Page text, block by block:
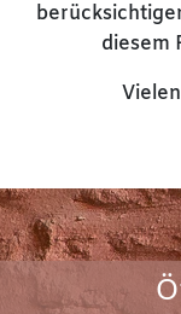
diesem